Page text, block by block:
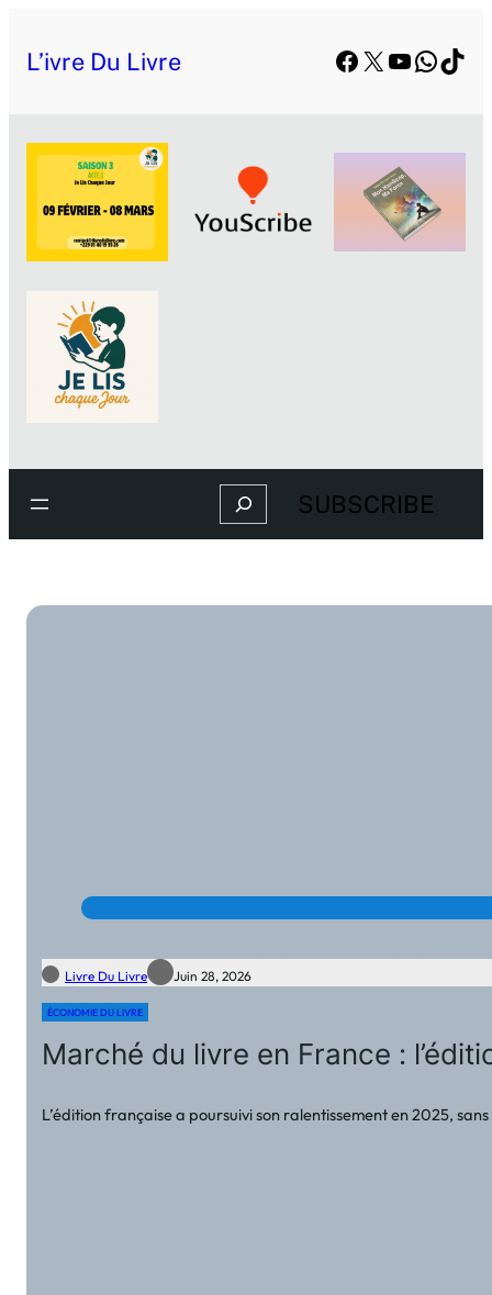
L’ivre Du Livre Facebook
X YouTube
Search SUBSCRIBE
Livre Du Livre Juin 28, 2026
ÉCONOMIE DU LIVRE
Marché du livre en France :
L’édition française a poursuivi son ralentissement en 2025,